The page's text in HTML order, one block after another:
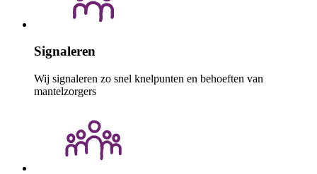
Signaleren
Wij signaleren zo snel knelpunten en behoeften van
mantelzorgers